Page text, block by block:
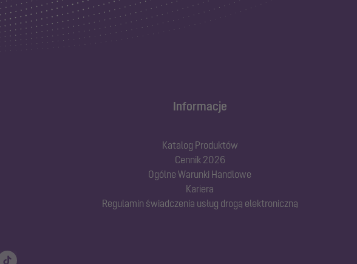
Informacje
Katalog Produktów
Cennik 2026
Ogólne Warunki Handlowe
Kariera
Regulamin świadczenia usług drogą elektroniczną